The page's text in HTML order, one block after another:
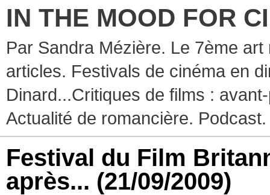
IN THE MOOD FOR
Par Sandra Mézière. Le 7ème
articles. Festivals de cinéma en
Dinard...Critiques de films :
Actualité de romancière. Podcast.
Festival du Film
après... (21/09/2009)